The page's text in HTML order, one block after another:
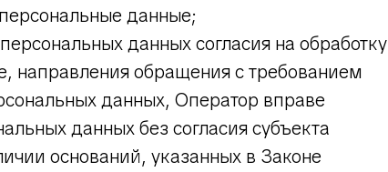
данные;
данных согласия на обработку
направления обращения с требованием
данных, Оператор вправе
данных без согласия субъекта
оснований, указанных в Законе